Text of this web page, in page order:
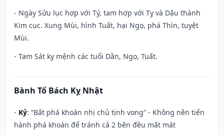
- Ngày Sửu lục hợp với Tý, tam hợp với Tỵ và Dậu thành
Kim cục. Xung Mùi, hình Tuất, hại Ngọ, phá Thìn, tuyệt
Mùi.
- Tam Sát kỵ mệnh các tuổi Dần, Ngọ, Tuất.
Bành Tổ Bách Kỵ Nhật
- Kỷ: “Bất phá khoán nhị chủ tịnh vong” - Không nên tiến
hành phá khoán để tránh cả 2 bên đều mất mát